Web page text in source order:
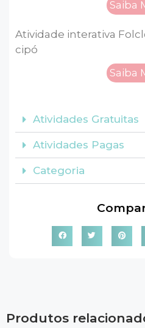
Saiba
Atividade interativa
cipó
Saiba
Atividades Gratuitas
Atividades Pagas
Categoria
Produtos